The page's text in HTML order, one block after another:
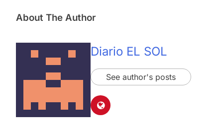
About The Author
Diario EL SOL
See author's posts